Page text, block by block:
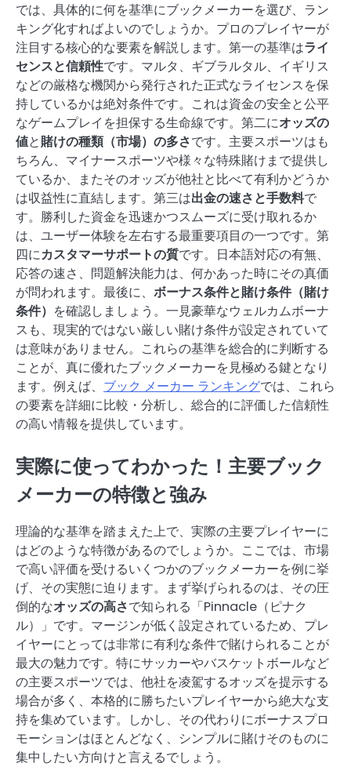
では、具体的に何を基準にブックメーカーを選び、ラン
キング化すればよいのでしょうか。プロのプレイヤーが
注目する核心的な要素を解説します。第一の基準はライ
センスと信頼性です。マルタ、ギブラルタル、イギリス
などの厳格な機関から発行された正式なライセンスを保
持しているかは絶対条件です。これは資金の安全と公平
なゲームプレイを担保する生命線です。第二にオッズの
値と賭けの種類（市場）の多さです。主要スポーツはも
ちろん、マイナースポーツや様々な特殊賭けまで提供し
ているか、またそのオッズが他社と比べて有利かどうか
は収益性に直結します。第三は出金の速さと手数料で
す。勝利した資金を迅速かつスムーズに受け取れるか
は、ユーザー体験を左右する最重要項目の一つです。第
四にカスタマーサポートの質です。日本語対応の有無、
応答の速さ、問題解決能力は、何かあった時にその真価
が問われます。最後に、 ボーナス条件と賭け条件（賭け
条件） を確認しましょう。一見豪華なウェルカムボーナ
スも、現実的ではない厳しい賭け条件が設定されていて
は意味がありません。これらの基準を総合的に判断する
ことが、真に優れたブックメーカーを見極める鍵となり
ます。例えば、 ブック メーカー ランキングでは、これら
の要素を詳細に比較・分析し、総合的に評価した信頼性
の高い情報を提供しています。
実際に使ってわかった！主要ブック
メーカーの特徴と強み
理論的な基準を踏まえた上で、実際の主要プレイヤーに
はどのような特徴があるのでしょうか。ここでは、市場
で高い評価を受けるいくつかのブックメーカーを例に挙
げ、その実態に迫ります。まず挙げられるのは、その圧
倒的なオッズの高さで知られる「Pinnacle（ピナク
ル）」です。マージンが低く設定されているため、プレ
イヤーにとっては非常に有利な条件で賭けられることが
最大の魅力です。特にサッカーやバスケットボールなど
の主要スポーツでは、他社を凌駕するオッズを提示する
場合が多く、本格的に勝ちたいプレイヤーから絶大な支
持を集めています。しかし、その代わりにボーナスプロ
モーションはほとんどなく、シンプルに賭けそのものに
集中したい方向けと言えるでしょう。